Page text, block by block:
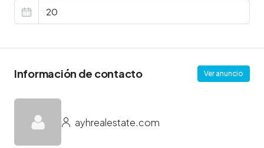
Información de contacto Ver anuncio
ayhrealestate.com